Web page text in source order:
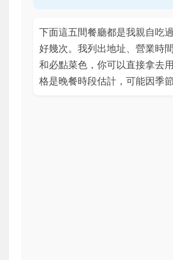
下面這五間餐廳都是我親自吃
好幾次。我列出地址、營業時
和必點菜色，你可以直接拿去
格是晚餐時段估計，可能因季節